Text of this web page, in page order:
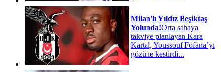
Milan'lı Yıldız Beşiktaş
Yolunda!Orta sahaya
takviye planlayan Kara
Kartal, Youssouf Fofana’yı
gözüne kestirdi...